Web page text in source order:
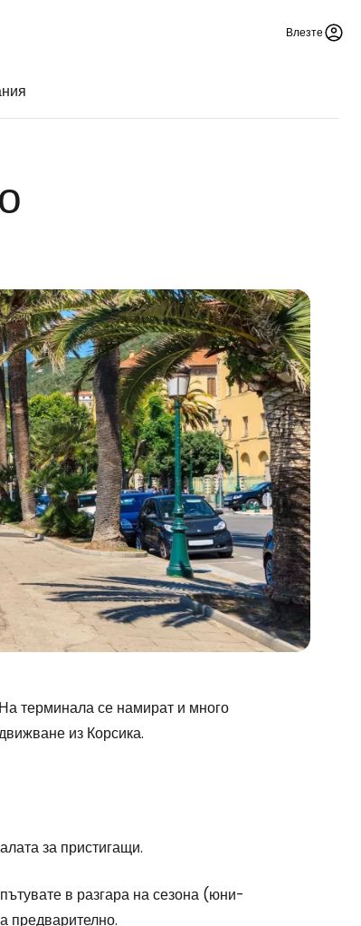
Влезте
терминала се намират и много
из Корсика.
за пристигащи.
в разгара на сезона (юни-
предварително.